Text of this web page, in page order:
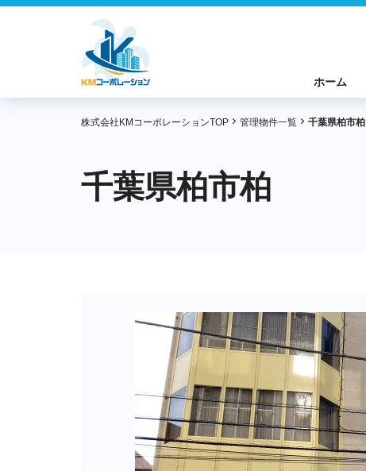
ホーム
株式会社KMコーポレーションTOP 管理物件一覧 千葉県柏市柏
千葉県柏市柏